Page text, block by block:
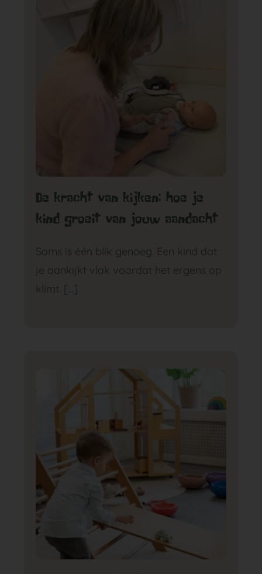
De kracht van kijken: hoe je
kind groeit van jouw aandacht
Soms is één blik genoeg. Een kind dat
je aankijkt vlak voordat het ergens op
klimt. […]
GA NAAR DE PEUTERGROEP